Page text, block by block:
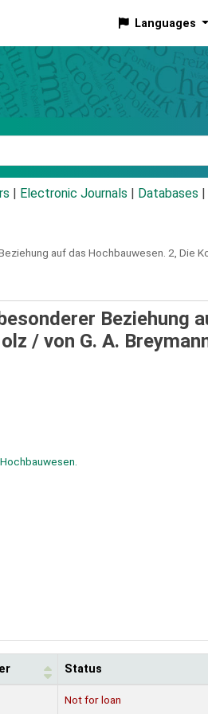
Languages
Electronic Journals Databases
auf das Hochbauwesen. 2, Die
Beziehung
/ von G. A.
Status
Not for loan